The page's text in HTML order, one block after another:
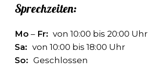
Sprechzeiten:
Mo – Fr: von 10:00 bis 20:00 Uhr
Sa: von 10:00 bis 18:00 Uhr
So: Geschlossen